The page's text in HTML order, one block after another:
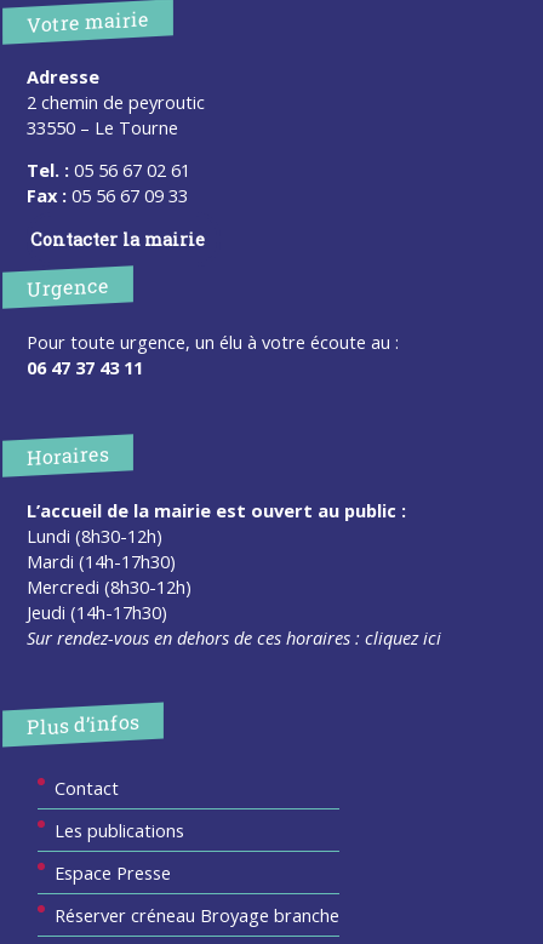
Votre mairie
Adresse
2 chemin de peyroutic
33550 – Le Tourne
Tel. : 05 56 67 02 61
Fax : 05 56 67 09 33
Contacter la mairie
Urgence
Pour toute urgence, un élu à votre écoute au :
06 47 37 43 11
Horaires
L’accueil de la mairie est ouvert au public :
Lundi (8h30-12h)
Mardi (14h-17h30)
Mercredi (8h30-12h)
Jeudi (14h-17h30)
Sur rendez-vous en dehors de ces horaires :cliquez ici
Plus d’infos
Contact
Les publications
Espace Presse
Réserver créneau Broyage branche